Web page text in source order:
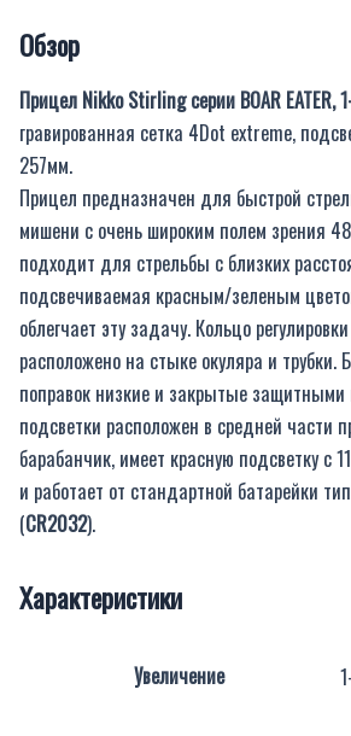
Обзор
Прицел Nikko Stirling серии BOAR EATER,
гравированная сетка 4Dot extreme,
257мм.
Прицел предназначен для быстрой
мишени с очень широким полем зрения
подходит для стрельбы с близких
подсвечиваемая красным/зеленым
облегчает эту задачу. Кольцо
расположено на стыке окуляра и трубки.
поправок низкие и закрытые
подсветки расположен в средней части
барабанчик, имеет красную подсветку с
и работает от стандартной батарейки
(CR2032).
Характеристики
Увеличение